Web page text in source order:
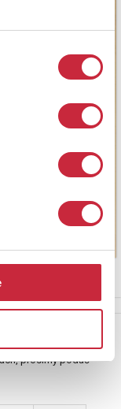
prosimy podać